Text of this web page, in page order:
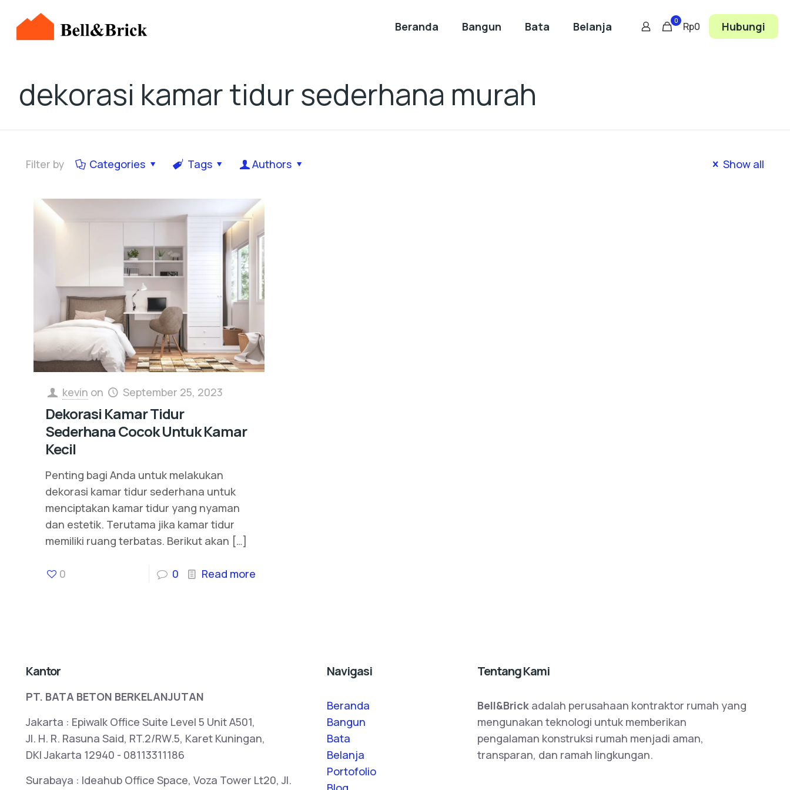
Beranda Bangun Bata Belanja 0 Rp0 Hubungi
dekorasi kamar tidur sederhana murah
Filter by Categories Tags Authors Show all
kevin on September 25, 2023
Dekorasi Kamar Tidur
Sederhana Cocok Untuk Kamar
Kecil
Penting bagi Anda untuk melakukan
dekorasi kamar tidur sederhana untuk
menciptakan kamar tidur yang nyaman
dan estetik. Terutama jika kamar tidur
memiliki ruang terbatas. Berikut akan […]
0 0 Read more
Kantor
PT. BATA BETON BERKELANJUTAN
Jakarta : Epiwalk Office Suite Level 5 Unit A501,
Jl. H. R. Rasuna Said, RT.2/RW.5, Karet Kuningan,
DKI Jakarta 12940 - 08113311186
Surabaya : Ideahub Office Space, Voza Tower Lt20, Jl.
Navigasi
Beranda
Bangun
Bata
Belanja
Portofolio
Tentang Kami
Bell&Brick adalah perusahaan kontraktor rumah yang
mengunakan teknologi untuk memberikan
pengalaman konstruksi rumah menjadi aman,
transparan, dan ramah lingkungan.